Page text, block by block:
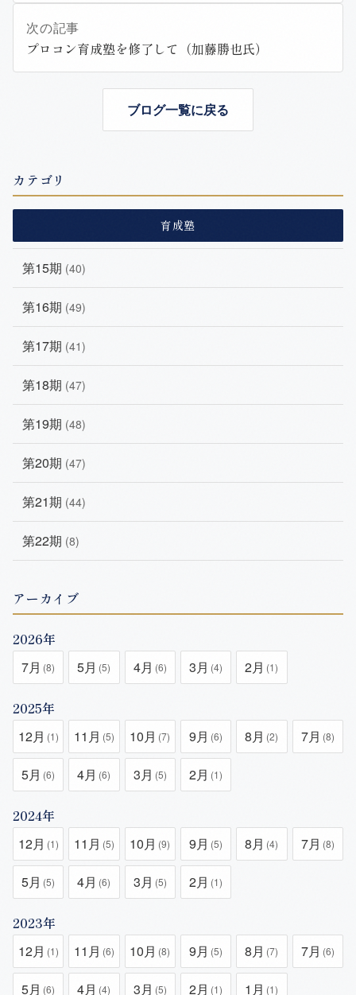
次の記事
プロコン育成塾を修了して（加藤勝也氏）
ブログ一覧に戻る
カテゴリ
育成塾
第15期 (40)
第16期 (49)
第17期 (41)
第18期 (47)
第19期 (48)
第20期 (47)
第21期 (44)
第22期 (8)
アーカイブ
2026年
7月 (8) 5月 (5) 4月 (6) 3月 (4) 2月 (1)
2025年
12月 (1) 11月 (5) 10月 (7) 9月 (6) 8月 (2) 7月 (8)
5月 (6) 4月 (6) 3月 (5) 2月 (1)
2024年
12月 (1) 11月 (5) 10月 (9) 9月 (5) 8月 (4) 7月 (8)
5月 (5) 4月 (6) 3月 (5) 2月 (1)
2023年
12月 (1) 11月 (6) 10月 (8) 9月 (5) 8月 (7) 7月 (6)
5月 (6) 4月 (4) 3月 (5) 2月 (1) 1月 (1)